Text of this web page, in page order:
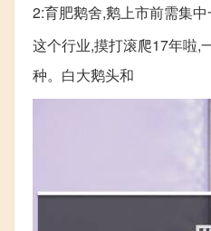
2:育肥鹅舍,鹅上市前需集
这个行业,摸打滚爬17年啦,
种。白大鹅头和